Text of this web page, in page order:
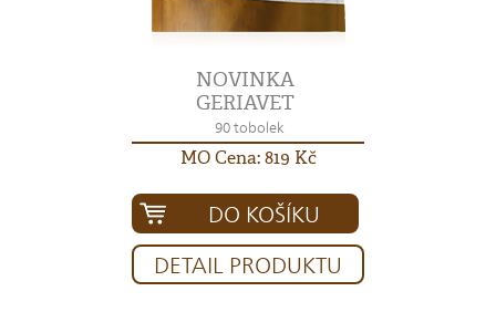
NOVINKA
GERIAVET
90 tobolek
MO Cena: 819 Kč
DO KOŠÍKU
DETAIL PRODUKTU